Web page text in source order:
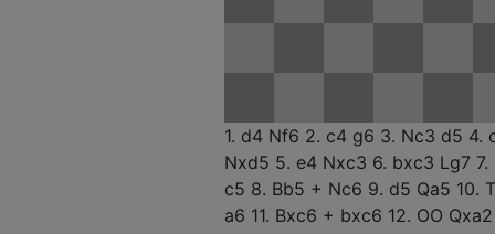
1. d4 Nf6 2. c4 g6 3. Nc3 d5 4.
Nxd5 5. e4 Nxc3 6. bxc3 Lg7
c5 8. Bb5 + Nc6 9. d5 Qa5 10.
a6 11. Bxc6 + bxc6 12. OO Qxa2